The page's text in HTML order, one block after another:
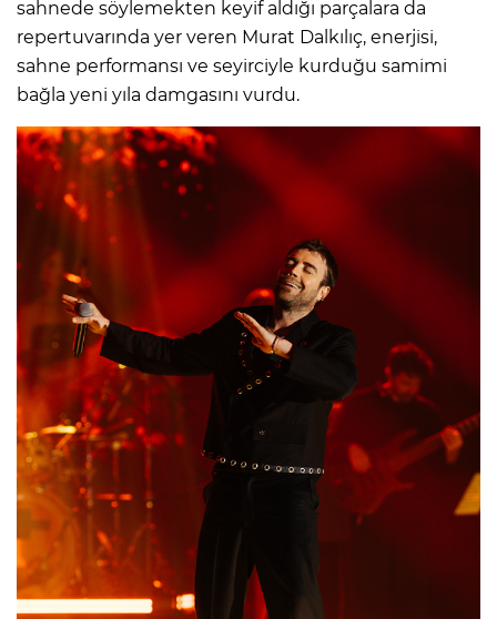
sahnede söylemekten keyif aldığı parçalara da
repertuvarında yer veren Murat Dalkılıç, enerjisi,
sahne performansı ve seyirciyle kurduğu samimi
bağla yeni yıla damgasını vurdu.